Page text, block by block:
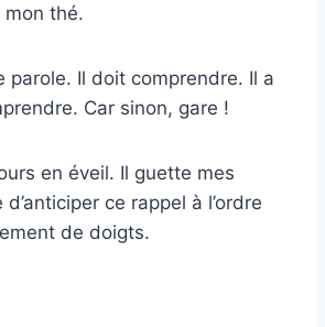
mon thé.
parole. Il doit comprendre. Il a
Car sinon, gare !
en éveil. Il guette mes
ce rappel à l’ordre
de doigts.